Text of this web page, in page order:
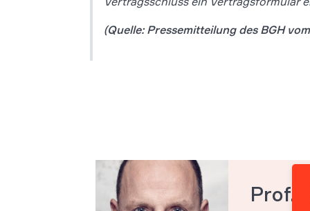
(Quelle: Pressemitteilung des BGH
Prof.